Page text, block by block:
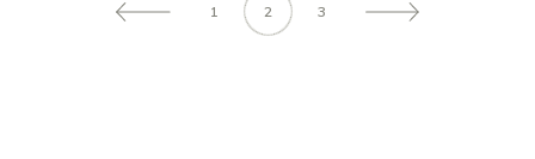
1 2 3